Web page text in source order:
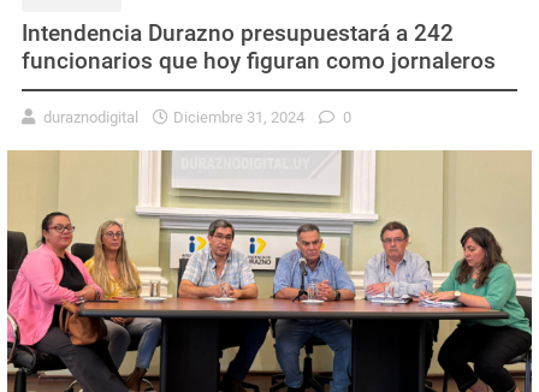
Intendencia Durazno presupuestará a 242
funcionarios que hoy figuran como jornaleros
duraznodigital Diciembre 31, 2024 0